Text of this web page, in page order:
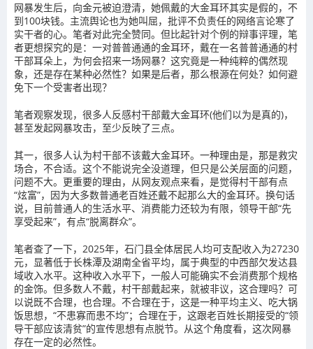
网暴发生后，向金元被迫澄清，她佩戴的大金耳环其实是假的，不
到100块钱。主流舆论也为她叫屈，批评不负责任的网络言论寒了
实干者的心。笔者对此完全赞同。但比起针对个例的辩事评理，笔
者更想探究的是：一对普普通通的金耳环，戴在一名普普通通的村
干部耳朵上，为何会招来一场网暴？这究竟是一种纯粹的偶然现
象，还是存在某种必然性？如果是后者，那么根源在何处？如何避
免下一个受害者出现？
笔者观察发现，很多人反感村干部戴大金耳环(他们以为是真的)，
甚至发起网暴攻击，至少反映了三点。
其一，很多人认为村干部不该戴大金耳环。一种理由是，那是救灾
场合，不合适。这个不能说完全没道理，但只是公关层面的问题，
问题不大。更重要的理由，从网友观点来看，是觉得村干部有点
“炫富”，因为大多数普通老百姓还戴不起那么大的金耳环。换句话
说，目前普通人的生活水平、消费能力还较为有限，领导干部“先
享受起来”，有点“脱离群众”。
笔者查了一下，2025年，石门县全体居民人均可支配收入为27230
元，显著低于长株潭及湖南全省平均，属于典型的中西部欠发达县
域收入水平。这种收入水平下，一般人可能确实不会消费那个规格
的金饰。但多数人不戴，村干部戴起来，就被非议，这合理吗？可
以说既不合理，也合理。不合理在于，这是一种平均主义、吃大锅
饭思想，“不患寡而患不均”；合理在于，这跟老百姓长期接受的“领
导干部应该清贫”的宣传思想有点脱节。从这个角度看，这次网暴
存在一定的必然性。